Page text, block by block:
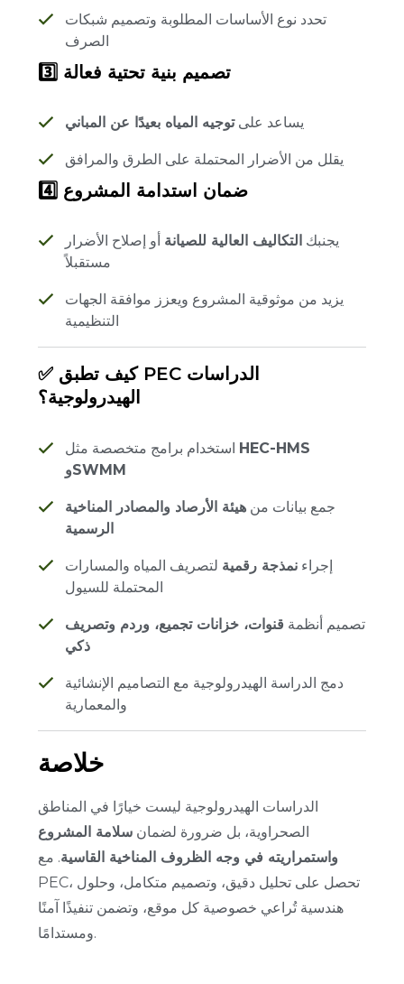
تحدد نوع الأساسات المطلوبة وتصميم شبكات
الصرف
3️⃣ تصميم بنية تحتية فعالة
يساعد علىتوجيه المياه بعيدًا عن المباني
يقلل من الأضرار المحتملة على الطرق والمرافق
4️⃣ ضمان استدامة المشروع
يجنبك التكاليف العالية للصيانة أو إصلاح الأضرار
مستقبلاً
يزيد من موثوقية المشروع ويعزز موافقة الجهات
التنظيمية
✅ كيف تطبق PEC الدراسات
الهيدرولوجية؟
HEC-HMS
وSWMM
جمع بيانات من هيئة الأرصاد والمصادر المناخية
الرسمية
إجراء نمذجة رقمية لتصريف المياه والمسارات
المحتملة للسيول
تصميم أنظمة قنوات، خزانات تجميع، وردم وتصريف
ذكي
دمج الدراسة الهيدرولوجية مع التصاميم الإنشائية
والمعمارية
خلاصة
الدراسات الهيدرولوجية ليست خيارًا في المناطق
الصحراوية، بل ضرورة لضمان سلامة المشروع
واستمراريته في وجه الظروف المناخية القاسية. مع
PEC، تحصل على تحليل دقيق، وتصميم متكامل، وحلول
هندسية تُراعي خصوصية كل موقع، وتضمن تنفيذًا آمنًا
ومستدامًا.